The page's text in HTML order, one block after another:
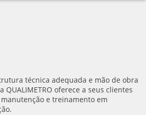
técnica adequada e mão de obra
QUALIMETRO oferece a seus clientes
e treinamento em